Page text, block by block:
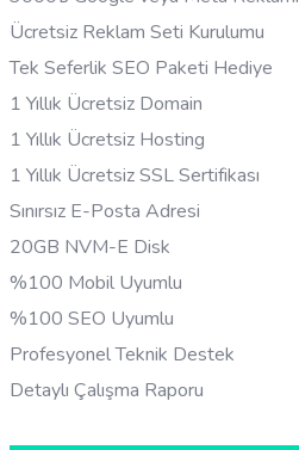
Ücretsiz Reklam Seti Kurulumu
Tek Seferlik SEO Paketi Hediye
1 Yıllık Ücretsiz Domain
1 Yıllık Ücretsiz Hosting
1 Yıllık Ücretsiz SSL Sertifikası
Sınırsız E-Posta Adresi
20GB NVM-E Disk
%100 Mobil Uyumlu
%100 SEO Uyumlu
Profesyonel Teknik Destek
Detaylı Çalışma Raporu